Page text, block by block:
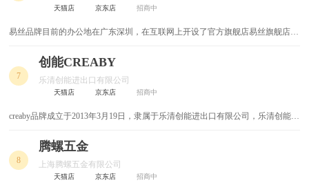
不锈钢铆钉
鹰嘴钳 鲁班尺
鱼嘴钳
高压风机
天猫店 京东店 招商中
易丝品牌目前的办公地在广东深圳，在互联网上开设了官方旗舰店易丝旗舰店，
受广大用户们的喜爱，虽然易丝已经取得一些不错的成绩，但并没有放慢前进的
步伐，仍在为成为行业中的最顶尖品牌努力
7
创能CREABY
乐清创能进出口有限公司
天猫店 京东店 招商中
creaby品牌成立于2013年3月19日，隶属于乐清创能进出口有限公司，乐清创能进
紧固件的技术型企业。我公司管理科学,企业遵循“用户至上、质量为本、诚信守
约、开拓创新”的质量方针,以确保为用户提供更为满意的产品和服务
8
腾螺五金
上海腾螺五金有限公司
天猫店 京东店 招商中